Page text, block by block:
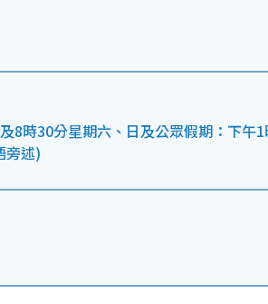
8時30分星期六、日及公眾假期：下午
旁述)